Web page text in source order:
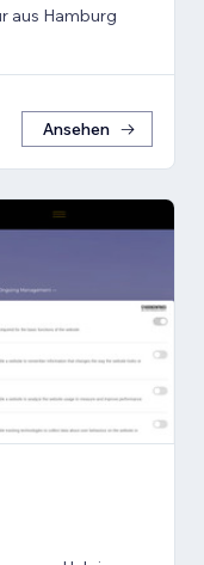
aus Hamburg
Ansehen